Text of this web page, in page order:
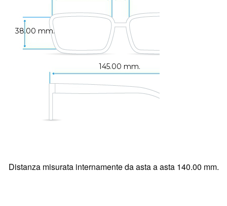
145.00 mm.
38.00 mm.
Distanza misurata internamente da asta a asta 140.00 mm.